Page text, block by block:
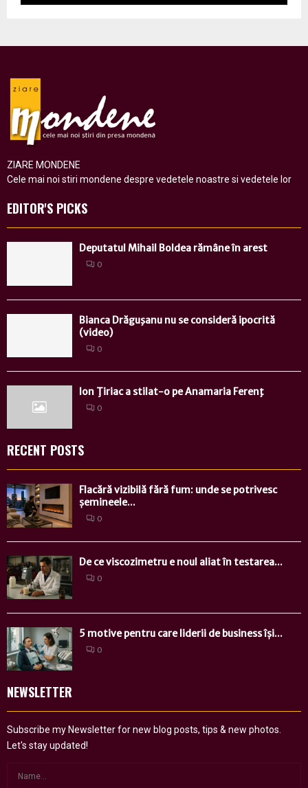
ZIARE MONDENE
Cele mai noi stiri mondene despre vedetele noastre si vedetele lor
EDITOR'S PICKS
Deputatul Mihail Boldea rămâne în arest
0
Bianca Drăguşanu nu se consideră ipocrită
(video)
0
Ion Ţiriac a stilat-o pe Anamaria Ferenţ
0
RECENT POSTS
Flacără vizibilă fără fum: unde se potrivesc
șemineele...
0
De ce viscozimetru e noul aliat în testarea...
0
5 motive pentru care liderii de business își...
0
NEWSLETTER
Subscribe my Newsletter for new blog posts, tips & new photos.
Let's stay updated!